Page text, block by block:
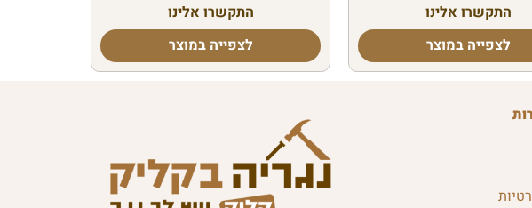
התקשרו אלינו
לצפייה במוצר
התקשרו אלינו
לצפייה במוצר